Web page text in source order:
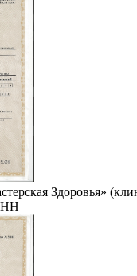
Здоровья»